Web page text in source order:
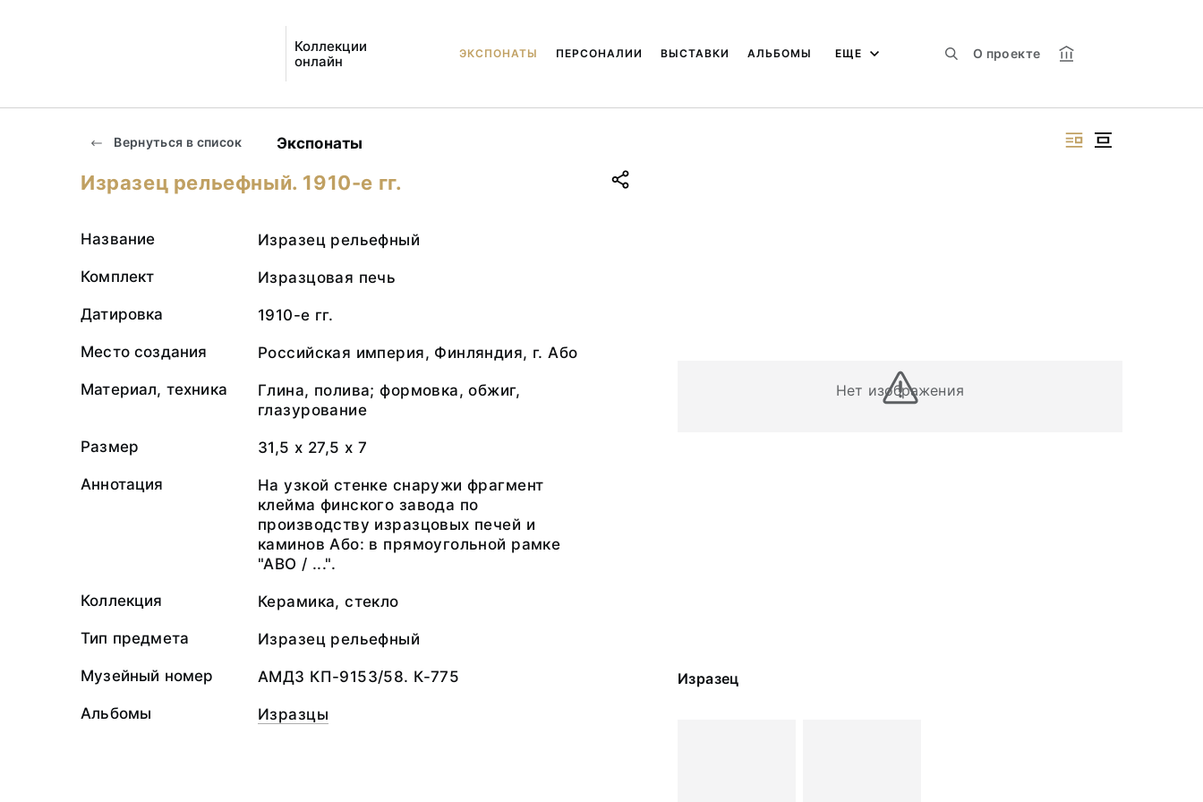
Коллекции
онлайн
О проекте
ЭКСПОНАТЫ ПЕРСОНАЛИИ ВЫСТАВКИ АЛЬБОМЫ ЕЩЕ
Вернуться в список Экспонаты
Нет изображения
Изразец
Изразец рельефный. 1910-е гг.
Название Изразец рельефный
Комплект Изразцовая печь
Датировка 1910-е гг.
Место создания Российская империя, Финляндия, г. Або
Материал, техника
Глина, полива; формовка, обжиг,
глазурование
Размер 31,5 х 27,5 х 7
Аннотация
На узкой стенке снаружи фрагмент
клейма финского завода по
производству изразцовых печей и
каминов Або: в прямоугольной рамке
"АВО / ...".
Коллекция Керамика, стекло
Тип предмета Изразец рельефный
Музейный номер АМДЗ КП-9153/58. К-775
Альбомы Изразцы